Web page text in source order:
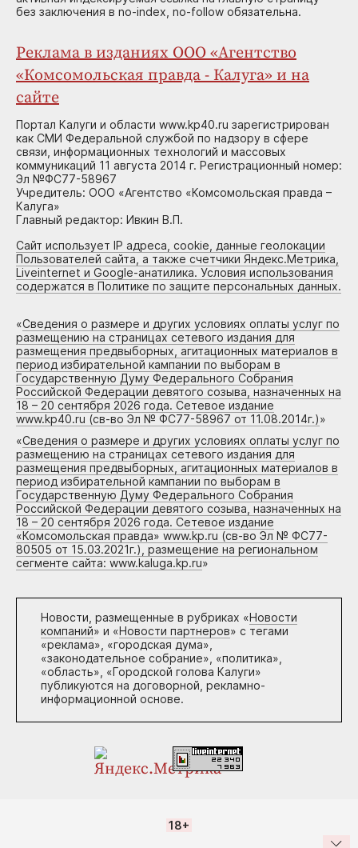
без заключения в no-index, no-follow обязательна.
Реклама в изданиях ООО «Агентство
«Комсомольская правда - Калуга» и на
сайте
Портал Калуги и области www.kp40.ru зарегистрирован
как СМИ Федеральной службой по надзору в сфере
связи, информационных технологий и массовых
коммуникаций 11 августа 2014 г. Регистрационный номер:
Эл №ФС77-58967
Учредитель: ООО «Агентство «Комсомольская правда –
Калуга»
Главный редактор: Ивкин В.П.
Сайт использует IP адреса, cookie, данные геолокации
Пользователей сайта, а также счетчики Яндекс.Метрика,
Liveinternet и Google-анатилика. Условия использования
содержатся в Политике по защите персональных данных.
«Сведения о размере и других условиях оплаты услуг по
размещению на страницах сетевого издания для
размещения предвыборных, агитационных материалов в
период избирательной кампании по выборам в
Государственную Думу Федерального Собрания
Российской Федерации девятого созыва, назначенных на
18 – 20 сентября 2026 года. Сетевое издание
www.kp40.ru (св-во Эл № ФС77-58967 от 11.08.2014г.)»
«Сведения о размере и других условиях оплаты услуг по
размещению на страницах сетевого издания для
размещения предвыборных, агитационных материалов в
период избирательной кампании по выборам в
Государственную Думу Федерального Собрания
Российской Федерации девятого созыва, назначенных на
18 – 20 сентября 2026 года. Сетевое издание
«Комсомольская правда» www.kp.ru (св-во Эл № ФС77-
80505 от 15.03.2021г.), размещение на региональном
сегменте сайта: www.kaluga.kp.ru»
Новости, размещенные в рубриках «Новости
компаний» и «Новости партнеров» с тегами
«реклама», «городская дума»,
«законодательное собрание», «политика»,
«область», «Городской голова Калуги»
публикуются на договорной, рекламно-
информационной основе.
18+